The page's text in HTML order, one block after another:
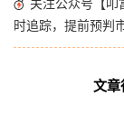
关注公众号【叩
时追踪，提前预判
文章